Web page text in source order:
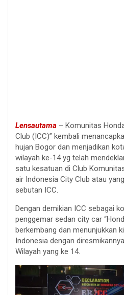
Lensautama – Komunitas
Club (ICC)” kembali
hujan Bogor dan menjadikan
wilayah ke-14 yg telah
satu kesatuan di Club
air Indonesia City Club atau
sebutan ICC.
Dengan demikian ICC sebagai
penggemar sedan city car
berkembang dan menunjukkan
Indonesia dengan
Wilayah yang ke 14.